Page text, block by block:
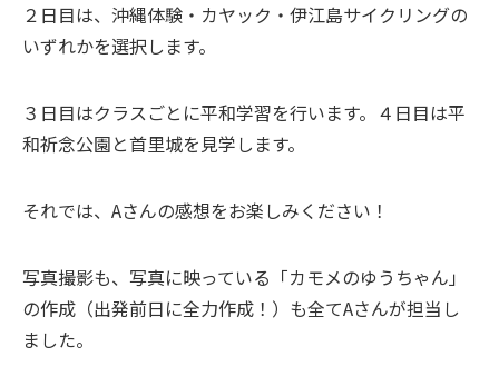
２日目は、沖縄体験・カヤック・伊江島サイクリングの
いずれかを選択します。
３日目はクラスごとに平和学習を行います。４日目は平
和祈念公園と首里城を見学します。
それでは、Aさんの感想をお楽しみください！
写真撮影も、写真に映っている「カモメのゆうちゃん」
の作成（出発前日に全力作成！）も全てAさんが担当し
ました。